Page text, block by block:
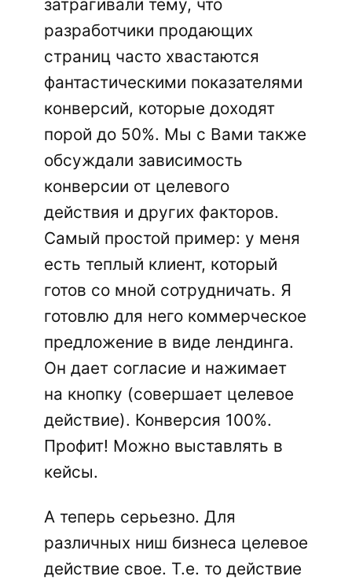
затрагивали тему, что
разработчики продающих
страниц часто хвастаются
фантастическими показателями
конверсий, которые доходят
порой до 50%. Мы с Вами также
обсуждали зависимость
конверсии от целевого
действия и других факторов.
Самый простой пример: у меня
есть теплый клиент, который
готов со мной сотрудничать. Я
готовлю для него коммерческое
предложение в виде лендинга.
Он дает согласие и нажимает
на кнопку (совершает целевое
действие). Конверсия 100%.
Профит! Можно выставлять в
кейсы.
А теперь серьезно. Для
различных ниш бизнеса целевое
действие свое. Т.е. то действие